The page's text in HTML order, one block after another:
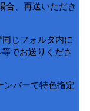
合、再送いただき
じフォルダ内に
でお送りくださ
ンバーで特色指定